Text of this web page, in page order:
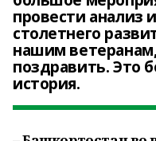
провести анализ
столетнего
нашим
поздравить. Это
история.